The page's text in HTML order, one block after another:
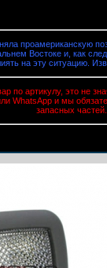
проамериканскую
Востоке и, как
на эту ситуацию.
по артикулу, это не
WhatsApp и мы
запасных частей.